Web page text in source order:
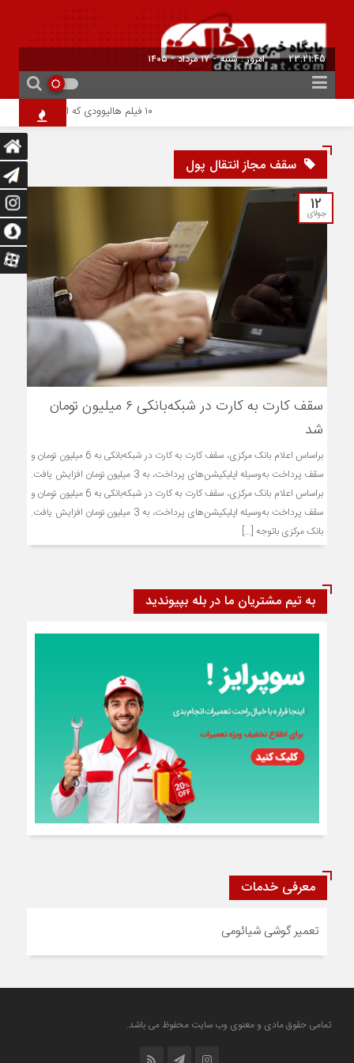
23:21:46 امروز : شنبه - ۱۷ مرداد - ۱۴۰۵
۱۰ فیلم هالیوودی که ارزش دیدن دارند | شاهکارهایی که نباید از دست بدهید
سقف مجاز انتقال پول
12
جولای
سقف کارت به کارت در شبکه‌بانکی ۶ میلیون تومان
شد
براساس اعلام بانک مرکزی، سقف کارت به کارت در شبکه‌بانکی به 6 میلیون تومان و
سقف پرداخت به‌وسیله اپلیکیشن‌های پرداخت، به 3 میلیون تومان افزایش یافت.
براساس اعلام بانک مرکزی، سقف کارت به کارت در شبکه‌بانکی به 6 میلیون تومان و
سقف پرداخت به‌وسیله اپلیکیشن‌های پرداخت، به 3 میلیون تومان افزایش یافت.
بانک مرکزی باتوجه [...]
به تیم مشتریان ما در بله بپیوندید
معرفی خدمات
تعمیر گوشی شیائومی
تمامی حقوق مادی و معنوی وب سایت محفوظ می باشد.